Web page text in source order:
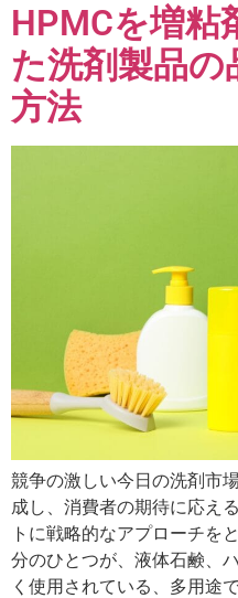
HPMCを増粘
た洗剤製品の
方法
競争の激しい今日の洗剤市
成し、消費者の期待に応え
トに戦略的なアプローチを
分のひとつが、液体石鹸、
く使用されている、多用途